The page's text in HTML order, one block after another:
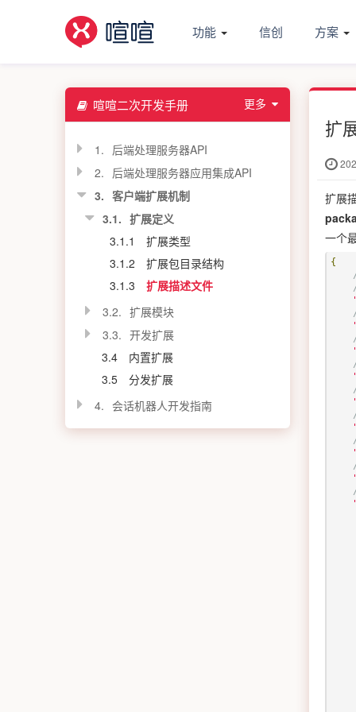
功能 信创 方案
喧喧二次开发手册 更多
1. 后端处理服务器API
2. 后端处理服务器应用集成API
3. 客户端扩展机制
3.1. 扩展定义
3.1.1
扩展类型
3.1.2
扩展包目录结构
3.1.3
扩展描述文件
3.2. 扩展模块
3.3. 开发扩展
3.4
内置扩展
3.5
分发扩展
4. 会话机器人开发指南
扩
扩展
一个
{